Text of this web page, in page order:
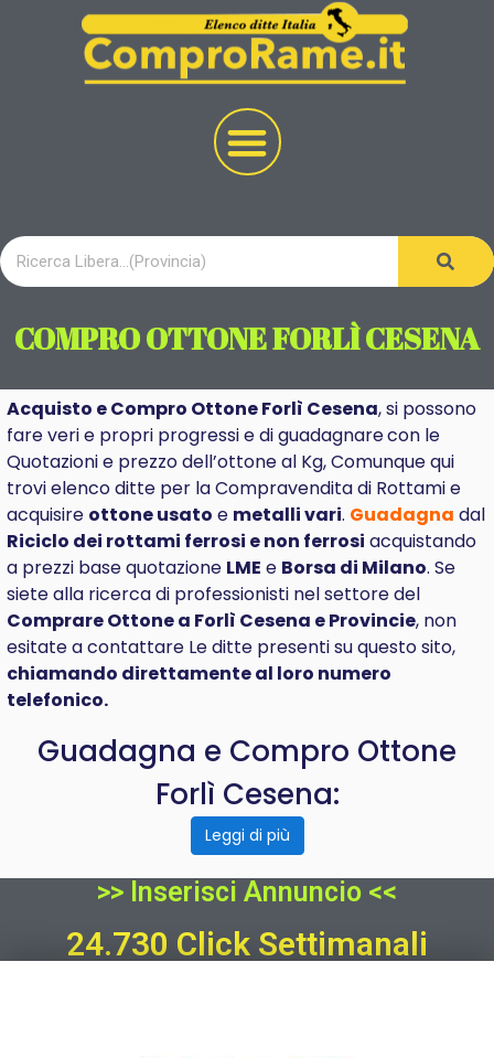
COMPRO OTTONE FORLÌ CESENA
Acquisto e Compro Ottone Forlì Cesena, si possono
fare veri e propri progressi e diguadagnarecon le
Quotazioni e prezzo dell’ottone al Kg, Comunque qui
trovi elenco ditte per la Compravendita di Rottami e
acquisire ottone usato e metalli vari. Guadagna dal
Riciclo dei rottami ferrosi e non ferrosi acquistando
a prezzi base quotazione LME e Borsa di Milano. Se
siete alla ricerca di professionisti nel settore del
ComprareOttone a Forlì Cesena e Provincie, non
esitate a contattare Le ditte presenti su questo sito,
chiamando direttamente al loro numero
telefonico.
Guadagna e Compro Ottone
Forlì Cesena:
Leggi di più
>> Inserisci Annuncio <<
24.730 Click Settimanali